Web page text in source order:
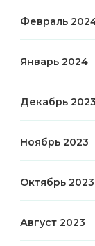
Февраль
Январь 2024
Декабрь 2023
Ноябрь 2023
Октябрь 2023
Август 2023